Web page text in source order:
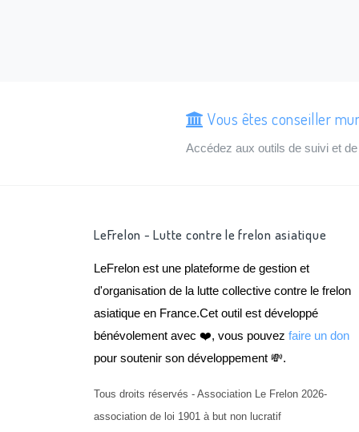
Vous êtes conseiller
Accédez aux outils de suivi et
LeFrelon - Lutte contre le frelon asiatique
LeFrelon est une plateforme de gestion et
d'organisation de la lutte collective contre le frelon
asiatique en France.Cet outil est développé
bénévolement avec ❤️, vous pouvez faire un don
pour soutenir son développement 💸.
Tous droits réservés - Association Le Frelon 2026-
association de loi 1901 à but non lucratif